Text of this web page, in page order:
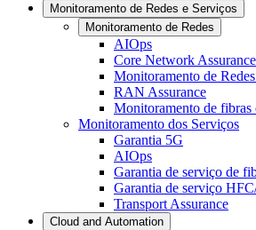
Monitoramento de Redes e Serviços
Monitoramento de Redes
AIOps
Core Network Assurance
Monitoramento de
RAN Assurance
Monitoramento de fibras
Monitoramento dos Serviços
Garantia 5G
AIOps
Garantia de serviço de
Garantia de serviço
Transport Assurance
Cloud and Automation